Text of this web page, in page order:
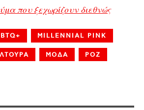
που ξεχωρίζουν διεθνώς
MILLENNIAL PINK
ΜΟΔΑ ΡΟΖ